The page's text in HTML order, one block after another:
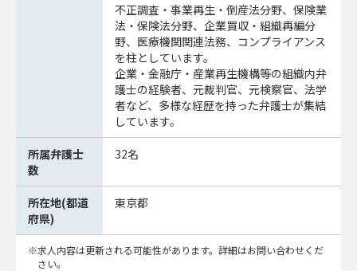
不正調査・事業再生・倒産法分野、保険業
法・保険法分野、企業買収・組織再編分
野、医療機関関連法務、コンプライアンス
を柱としています。
企業・金融庁・産業再生機構等の組織内弁
護士の経験者、元裁判官、元検察官、法学
者など、多様な経歴を持った弁護士が集結
しています。
所属弁護士
数
32名
所在地(都道
府県)
東京都
求人内容は更新される可能性があります。詳細はお問い合わせくだ
さい。